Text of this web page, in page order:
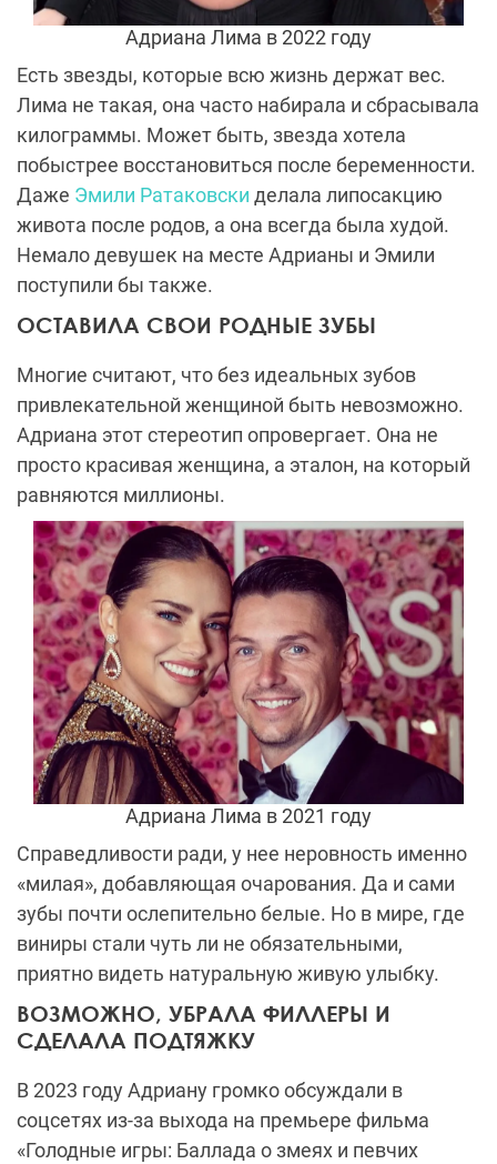
Адриана Лима в 2022 году
Есть звезды, которые всю жизнь держат вес.
Лима не такая, она часто набирала и сбрасывала
килограммы. Может быть, звезда хотела
побыстрее восстановиться после беременности.
Даже Эмили Ратаковски делала липосакцию
живота после родов, а она всегда была худой.
Немало девушек на месте Адрианы и Эмили
поступили бы также.
ОСТАВИЛА СВОИ РОДНЫЕ ЗУБЫ
Многие считают, что без идеальных зубов
привлекательной женщиной быть невозможно.
Адриана этот стереотип опровергает. Она не
просто красивая женщина, а эталон, на который
равняются миллионы.
Адриана Лима в 2021 году
Справедливости ради, у нее неровность именно
«милая», добавляющая очарования. Да и сами
зубы почти ослепительно белые. Но в мире, где
виниры стали чуть ли не обязательными,
приятно видеть натуральную живую улыбку.
ВОЗМОЖНО, УБРАЛА ФИЛЛЕРЫ И
СДЕЛАЛА ПОДТЯЖКУ
В 2023 году Адриану громко обсуждали в
соцсетях из-за выхода на премьере фильма
«Голодные игры: Баллада о змеях и певчих